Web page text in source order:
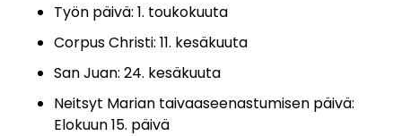
Työn päivä: 1. toukokuuta
Corpus Christi: 11. kesäkuuta
San Juan: 24. kesäkuuta
Neitsyt Marian taivaaseenastumisen päivä:
Elokuun 15. päivä